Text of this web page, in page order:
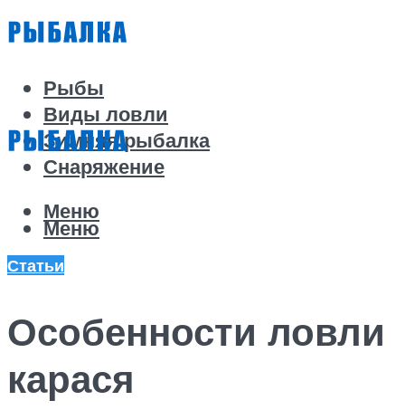
Рыбы
Виды ловли
Зимняя рыбалка
Снаряжение
Меню
Меню
Статьи
Особенности ловли
карася